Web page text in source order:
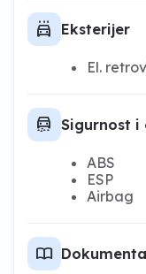
local_car_wash Eksterijer
El.
unpaved_road Sigurnost i
ABS
ESP
Airbag
import_contacts Dokumenta